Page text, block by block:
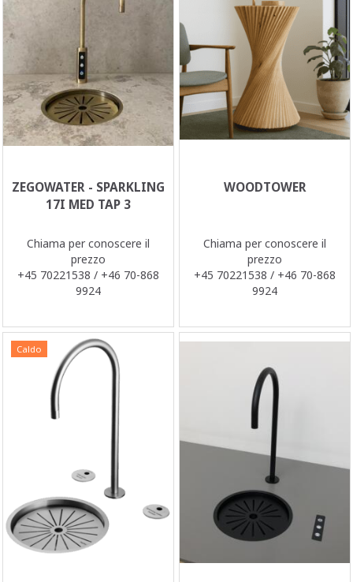
ZEGOWATER - SPARKLING
17I MED TAP 3
Chiama per conoscere il
prezzo
+45 70221538 / +46 70-868
9924
WOODTOWER
Chiama per conoscere il
prezzo
+45 70221538 / +46 70-868
9924
Caldo